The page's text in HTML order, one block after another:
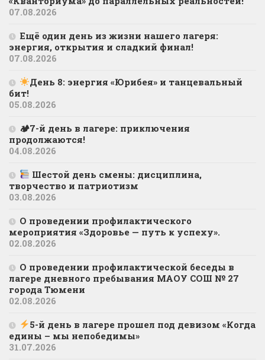
07.08.2026
Ещё один день из жизни нашего лагеря:
энергия, открытия и сладкий финал!
07.08.2026
День 8: энергия «Юрибея» и танцевальный
бит!
05.08.2026
🏕7-й день в лагере: приключения
продолжаются!
04.08.2026
Шестой день смены: дисциплина,
творчество и патриотизм
03.08.2026
О проведении профилактического
мероприятия «Здоровье — путь к успеху».
02.08.2026
О проведении профилактической беседы в
лагере дневного пребывания МАОУ СОШ № 27
города Тюмени
02.08.2026
5-й день в лагере прошел под девизом «Когда
едины – мы непобедимы»
31.07.2026